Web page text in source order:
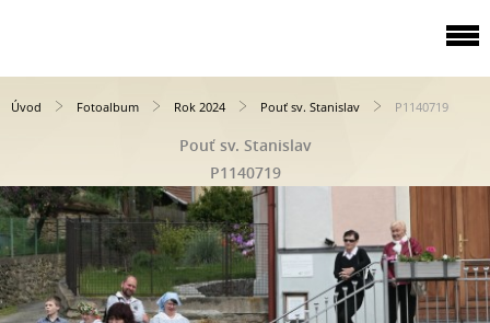
Úvod Fotoalbum Rok 2024 Pouť sv. Stanislav P1140719
Pouť sv. Stanislav
P1140719